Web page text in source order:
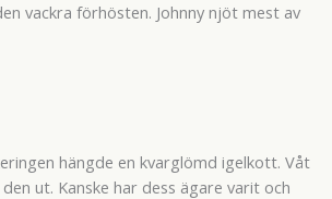
vackra förhösten. Johnny njöt mest av
hängde en kvarglömd igelkott. Våt
ut. Kanske har dess ägare varit och